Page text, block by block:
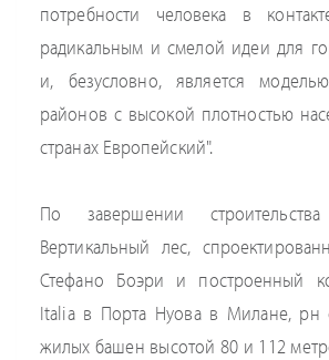
потребности человека в
радикальным и смелой идеи для
и, безусловно, является
районов с высокой плотностью
странах Европейский".
По завершении
Вертикальный лес,
Стефано Боэри и построенный
Italia в Порта Нуова в Милане, рн
жилых башен высотой 80 и 112